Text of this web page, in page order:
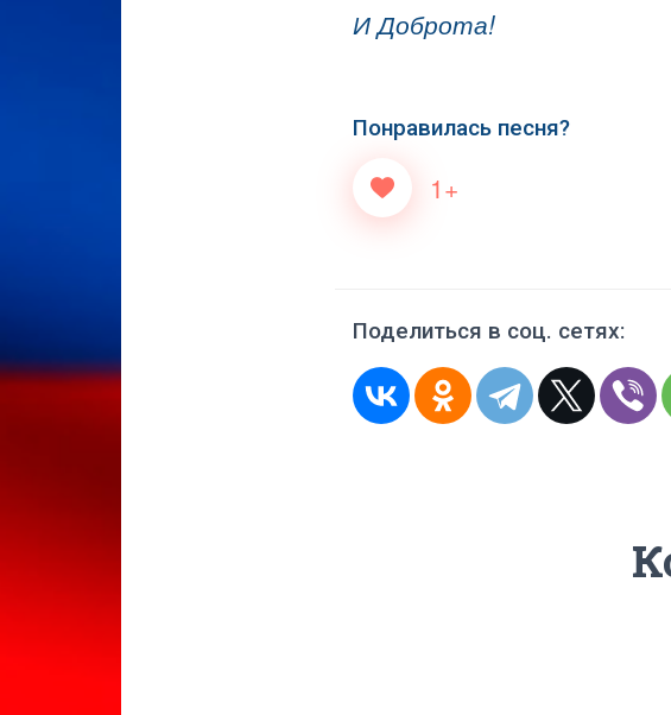
И Доброта!
Понравилась песня?
1+
Поделиться в соц. сетях: